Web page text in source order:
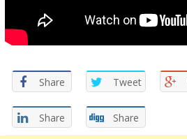
Share Tweet
Share Share